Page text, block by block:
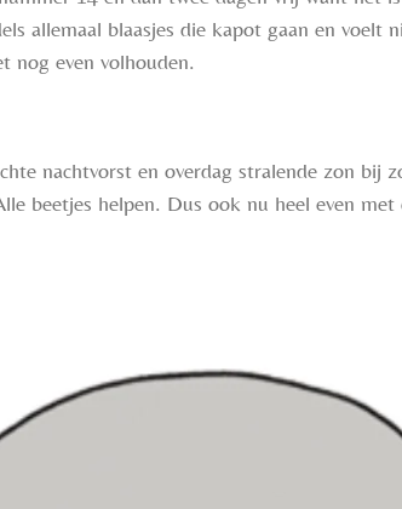
allemaal blaasjes die kapot gaan en
nog even volhouden.
nachtvorst en overdag stralende zon bij
beetjes helpen. Dus ook nu heel even